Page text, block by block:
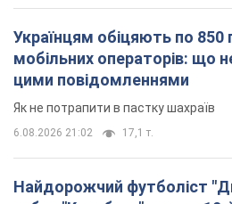
Найдорожчий футболіст
забив "Карабаху" вже на 10-й
матчу. Відео
Поєдинок відбувається в Польщі
6.08.2026 20:48 7,2 т.